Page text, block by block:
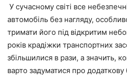
У сучасному світі все
автомобіль без нагляду,
тримати його під відкритим
років крадіжки транспортних
збільшилися в рази, а значить,
варто задуматися про